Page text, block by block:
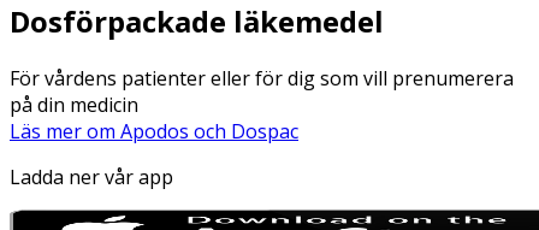
Dosförpackade läkemedel
För vårdens patienter eller för dig som vill prenumerera
på din medicin
Läs mer om Apodos och Dospac
Ladda ner vår app